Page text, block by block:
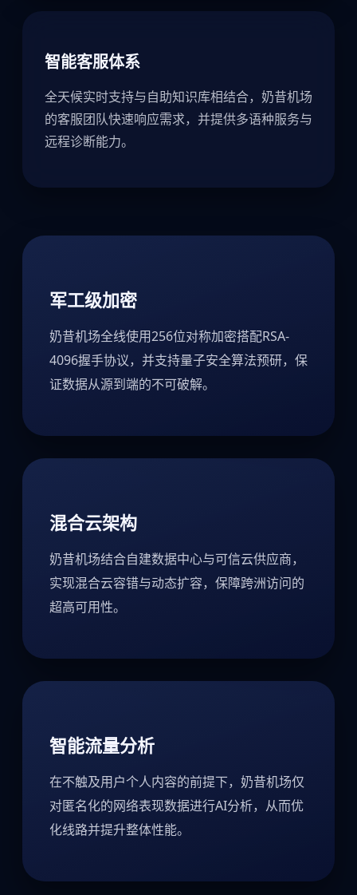
智能客服体系
全天候实时支持与自助知识库相结合，奶昔机场
的客服团队快速响应需求，并提供多语种服务与
远程诊断能力。
军工级加密
奶昔机场全线使用256位对称加密搭配RSA-
4096握手协议，并支持量子安全算法预研，保
证数据从源到端的不可破解。
混合云架构
奶昔机场结合自建数据中心与可信云供应商，
实现混合云容错与动态扩容，保障跨洲访问的
超高可用性。
智能流量分析
在不触及用户个人内容的前提下，奶昔机场仅
对匿名化的网络表现数据进行AI分析，从而优
化线路并提升整体性能。